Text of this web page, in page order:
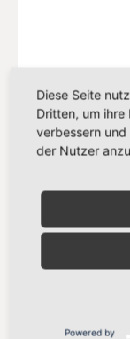
EU-
Wirtschaft
Diese Seite
Dritten, um
verbessern
der Nutzer
Powered by